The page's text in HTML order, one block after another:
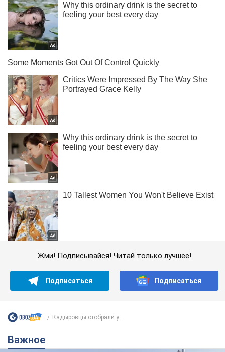
Жми! Подписывайся! Читай только лучшее!
Подписаться Подписаться
Кадыровцы отобрали у...
Важное